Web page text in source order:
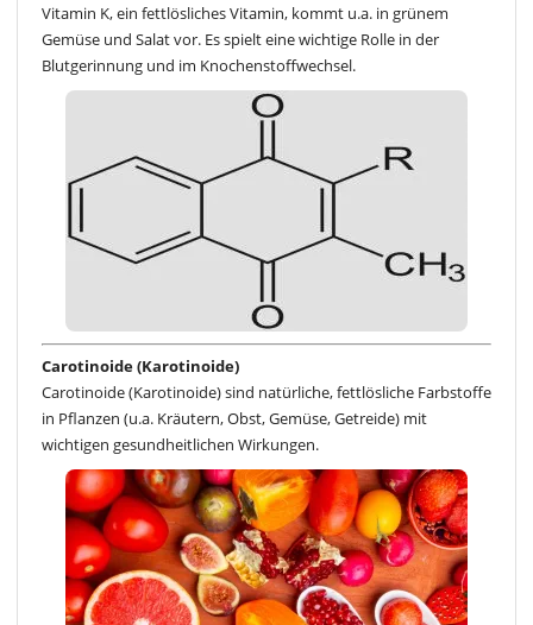
Vitamin K, ein fettlösliches Vitamin, kommt u.a. in grünem
Gemüse und Salat vor. Es spielt eine wichtige Rolle in der
Blutgerinnung und im Knochenstoffwechsel.
Carotinoide (Karotinoide)
Carotinoide (Karotinoide) sind natürliche, fettlösliche Farbstoffe
in Pflanzen (u.a. Kräutern, Obst, Gemüse, Getreide) mit
wichtigen gesundheitlichen Wirkungen.